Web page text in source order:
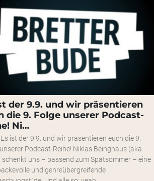
der 9.9. und wir präsentieren
die 9. Folge unserer Podcast-
Ni…
Es ist der 9.9. und wir präsentieren euch die 9.
Podcast-Reihe! Niklas Beinghaus (aka
schenkt uns – passend zum Spätsommer – eine
und genreübergreifende